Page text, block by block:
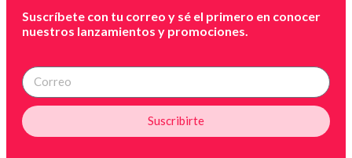
Suscríbete con tu correo y sé el primero en conocer
nuestros lanzamientos y promociones.
Suscribirte